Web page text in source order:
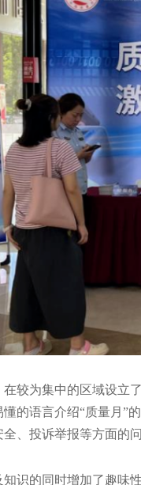
在较为集中的区域设立
的语言介绍“质量月”
、投诉举报等方面的
知识的同时增加了趣味